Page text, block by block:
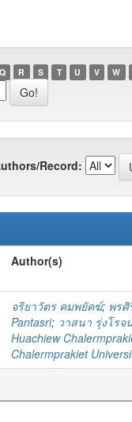
Q R S T U V W
Record:
Author(s)
จริยาวัตร คมพยัคฆ์; พร
Pantasri; วาสนา รุ่งโร
Huachiew
Chalermprakiet